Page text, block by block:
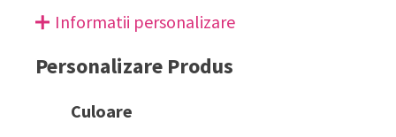
Informatii personalizare
Personalizare Produs
Culoare